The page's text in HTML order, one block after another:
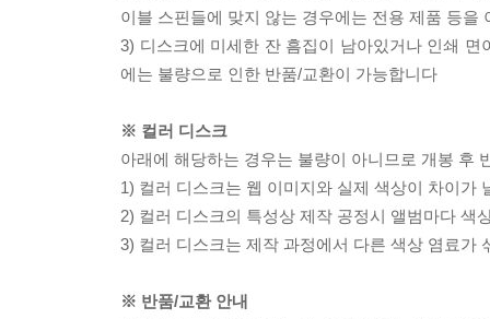
이블 스핀들에 맞지 않는 경우에는 전용 제품 등
3) 디스크에 미세한 잔 흠집이 남아있거나 인쇄
에는 불량으로 인한 반품/교환이 가능합니다
※ 컬러 디스크
아래에 해당하는 경우는 불량이 아니므로 개봉 후
1) 컬러 디스크는 웹 이미지와 실제 색상이 차이가
2) 컬러 디스크의 특성상 제작 공정시 앨범마다 색
3) 컬러 디스크는 제작 과정에서 다른 색상 염료가
※ 반품/교환 안내